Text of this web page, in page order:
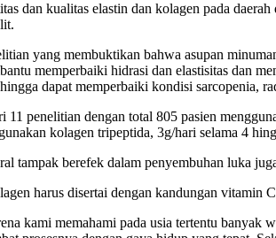
dan kualitas elastin dan kolagen pada
yang membuktikan bahwa asupan
memperbaiki hidrasi dan elastisitas dan
dapat memperbaiki kondisi sarcopenia,
11 penelitian dengan total 805 pasien
kolagen tripeptida, 3g/hari selama 4
tampak berefek dalam penyembuhan luka
harus disertai dengan kandungan vitamin
kami memahami pada usia tertentu banyak